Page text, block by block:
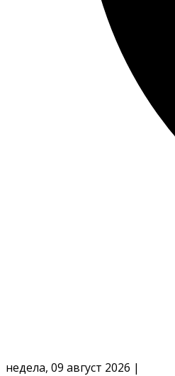
недела, 09 август 2026 |